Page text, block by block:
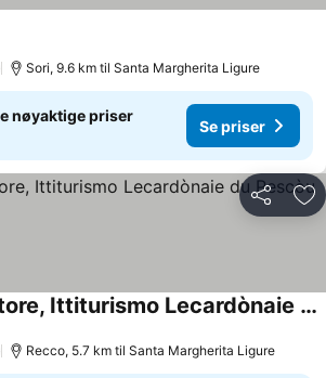
Sori, 9.6 km til Santa Margherita Ligure
nøyaktige priser
Se priser
Del
Il Cuoco Pescatore, Ittiturismo Lecardònaie du Pescòu
Recco, 5.7 km til Santa Margherita Ligure